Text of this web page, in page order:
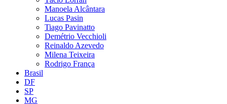
Manoela Alcântara
Lucas Pasin
Tiago Pavinatto
Demétrio Vecchioli
Reinaldo Azevedo
Milena Teixeira
Rodrigo França
Brasil
DF
SP
MG